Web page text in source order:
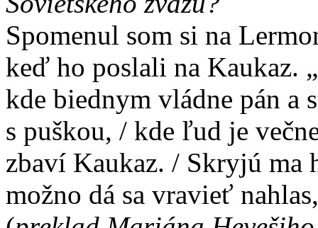
Spomenul som si na
keď ho poslali na Kaukaz.
kde biednym vládne pán a
s puškou, / kde ľud je
zbaví Kaukaz. / Skryjú ma
možno dá sa vravieť